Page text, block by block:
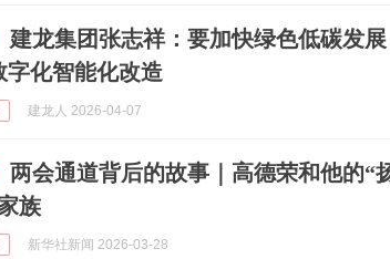
建龙集团张志祥：要加快绿色低碳发
字化智能化改造
建龙人 2026-04-07
两会通道背后的故事｜高德荣和他的“
族
新华社新闻 2026-03-28